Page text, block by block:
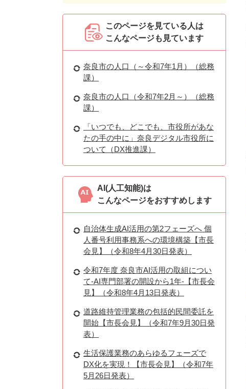
このページを見ている人は
こんなページも見ています
奈良市の人口（～令和7年1月）（総務
課）
奈良市の人口（令和7年2月～）（総務
課）
「いつでも、どこでも、市役所があな
たの手の中に」奈良デジタル市役所に
ついて（DX推進課）
AI(人工知能)は
こんなページをおすすめします
自治体生成AI活用の第2フェーズへ 個
人番号利用事務系への環境構築【市長
会見】（令和8年4月30日発表）
令和7年度 奈良市AI活用の取組につい
て-AI専門部署の開設から1年-【市長会
見】（令和8年4月13日発表）
道路維持管理業務の包括的民間委託を
開始【市長会見】（令和7年9月30日発
表）
生活保護業務のあらゆるフェーズで
DX化を実現！【市長会見】（令和7年
5月26日発表）